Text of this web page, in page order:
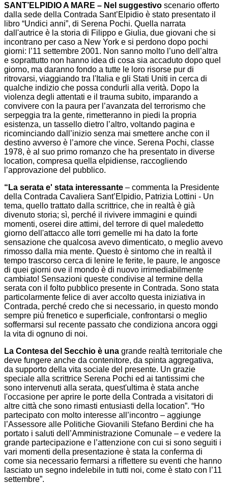
SANT’ELPIDIO A MARE – Nel suggestivo scenario offerto
dalla sede della Contrada Sant’Elpidio è stato presentato il
libro “Undici anni”, di Serena Pochi. Quella narrata
dall'autrice è la storia di Filippo e Giulia, due giovani che si
incontrano per caso a New York e si perdono dopo pochi
giorni: l’11 settembre 2001. Non sanno molto l’uno dell’altra
e soprattutto non hanno idea di cosa sia accaduto dopo quel
giorno, ma daranno fondo a tutte le loro risorse pur di
ritrovarsi, viaggiando tra l'Italia e gli Stati Uniti in cerca di
qualche indizio che possa condurli alla verità. Dopo la
violenza degli attentati e il trauma subito, imparando a
convivere con la paura per l’avanzata del terrorismo che
serpeggia tra la gente, rimetteranno in piedi la propria
esistenza, un tassello dietro l’altro, voltando pagina e
ricominciando dall’inizio senza mai smettere ­­­­­anche con il
destino avverso è l’amore che vince. Serena Pochi, classe
1978, è al suo primo romanzo che ha presentato in diverse
location, compresa quella elpidiense, raccogliendo
l’approvazione del pubblico.
“La serata e' stata interessante – commenta la Presidente
della Contrada Cavaliera Sant’Elpidio, Patrizia Lottini - Un
tema, quello trattato dalla scrittrice, che in realtà è già
divenuto storia; sì, perché il rivivere immagini e quindi
momenti, oserei dire attimi, del terrore di quel maledetto
giorno dell'attacco alle torri gemelle mi ha dato la forte
sensazione che qualcosa avevo dimenticato, o meglio avevo
rimosso dalla mia mente. Questo è sintomo che in realtà il
tempo trascorso cerca di lenire le ferite, le paure, le angosce
di quei giorni ove il mondo è di nuovo irrimediabilmente
cambiato! Sensazioni queste condivise al termine della
serata con il folto pubblico presente in Contrada. Sono stata
particolarmente felice di aver accolto questa iniziativa in
Contrada, perché credo che si necessario, in questo mondo
sempre più frenetico e superficiale, confrontarsi o meglio
soffermarsi sul recente passato che condiziona ancora oggi
la vita di ognuno di noi.
La Contesa del Secchio è una grande realtà territoriale che
deve fungere anche da contenitore, da spinta aggregativa,
da supporto della vita sociale del presente. Un grazie
speciale alla scrittrice Serena Pochi ed ai tantissimi che
sono intervenuti alla serata, quest'ultima è stata anche
l'occasione per aprire le porte della Contrada a visitatori di
altre città che sono rimasti entusiasti della location”. “Ho
partecipato con molto interesse all’incontro – aggiunge
l’Assessore alle Politiche Giovanili Stefano Berdini che ha
portato i saluti dell’Amministrazione Comunale – e vedere la
grande partecipazione e l’attenzione con cui si sono seguiti i
vari momenti della presentazione è stata la conferma di
come sia necessario fermarsi a riflettere su eventi che hanno
lasciato un segno indelebile in tutti noi, come è stato con l’11
settembre”.